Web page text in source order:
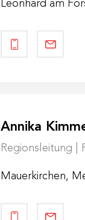
Leonhard am
Annika
Regionsleitung |
Mauerkirchen,